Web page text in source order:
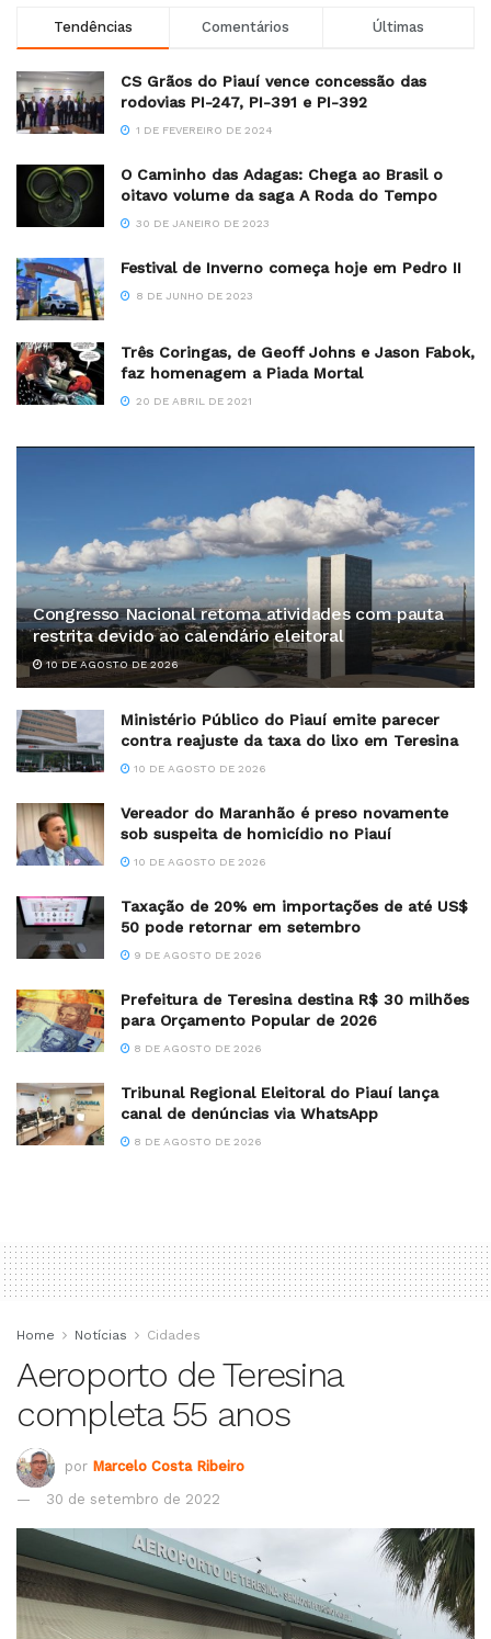
Tendências Comentários Últimas
CS Grãos do Piauí vence concessão das
rodovias PI-247, PI-391 e PI-392
1 DE FEVEREIRO DE 2024
O Caminho das Adagas: Chega ao Brasil o
oitavo volume da saga A Roda do Tempo
30 DE JANEIRO DE 2023
Festival de Inverno começa hoje em Pedro II
8 DE JUNHO DE 2023
Três Coringas, de Geoff Johns e Jason Fabok,
faz homenagem a Piada Mortal
20 DE ABRIL DE 2021
Congresso Nacional retoma atividades com pauta
restrita devido ao calendário eleitoral
10 DE AGOSTO DE 2026
Ministério Público do Piauí emite parecer
contra reajuste da taxa do lixo em Teresina
10 DE AGOSTO DE 2026
Vereador do Maranhão é preso novamente
sob suspeita de homicídio no Piauí
10 DE AGOSTO DE 2026
Taxação de 20% em importações de até US$
50 pode retornar em setembro
9 DE AGOSTO DE 2026
Prefeitura de Teresina destina R$ 30 milhões
para Orçamento Popular de 2026
8 DE AGOSTO DE 2026
Tribunal Regional Eleitoral do Piauí lança
canal de denúncias via WhatsApp
8 DE AGOSTO DE 2026
Home Notícias Cidades
Aeroporto de Teresina
completa 55 anos
por Marcelo Costa Ribeiro
30 de setembro de 2022